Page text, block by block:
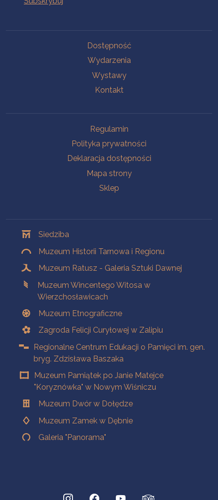
Dostępność
Wydarzenia
Wystawy
Kontakt
Regulamin
Polityka prywatności
Deklaracja dostępności
Mapa strony
Sklep
Siedziba
Muzeum Historii Tarnowa i Regionu
Muzeum Ratusz - Galeria Sztuki Dawnej
Muzeum Wincentego Witosa w
Wierzchosławicach
Muzeum Etnograficzne
Zagroda Felicji Curyłowej w Zalipiu
Regionalne Centrum Edukacji o Pamięci im. gen.
bryg. Zdzisława Baszaka
Muzeum Pamiątek po Janie Matejce
"Koryznówka" w Nowym Wiśniczu
Muzeum Dwór w Dołędze
Muzeum Zamek w Dębnie
Galeria "Panorama"